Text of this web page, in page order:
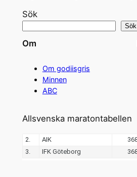
Sök
Sök
Om
Om godiisgris
Minnen
ABC
Allsvenska maratontabellen